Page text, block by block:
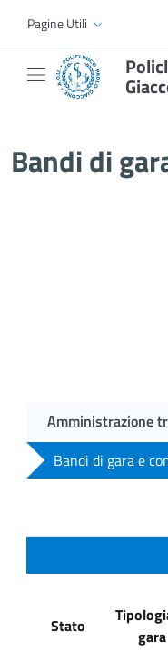
Skip to Main Content
Pagine Utili
Bandi di
Amministrazione
Bandi di gara e
Stato
gara